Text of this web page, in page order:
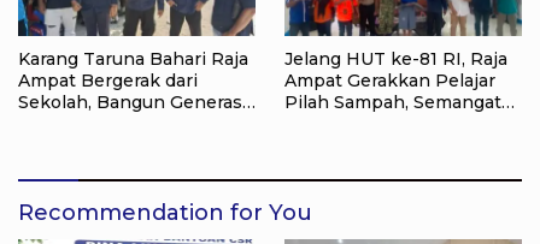
Karang Taruna Bahari Raja
Ampat Bergerak dari
Sekolah, Bangun Generasi
Jelang HUT ke-81 RI, Raja
Ampat Gerakkan Pelajar
Pilah Sampah, Semangat
Recommendation for You